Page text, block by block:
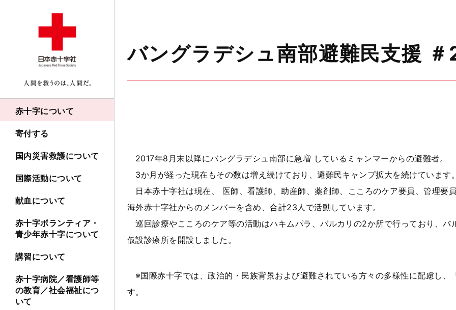
赤十字について
寄付する
国内災害救護について
国際活動について
献血について
赤十字ボランティア・
青少年赤十字について
講習について
赤十字病院／看護師等
の教育／社会福祉につ
いて
バングラデシュ南部避難民支援 ＃
2017年8月末以降にバングラデシュ南部に急増 しているミャンマーからの避難者。
3か月が経った現在もその数は増え続けており、避難民キャンプ拡大を続けています
日本赤十字社は現在、 医師、看護師、助産師、薬剤師、こころのケア要員、管理要
海外赤十字社からのメンバーを含め、合計23人で活動しています。
巡回診療やこころのケア等の活動はハキムパラ、バルカリの2か所で行っており、
仮設診療所を開設しました。
※国際赤十字では、政治的・民族背景および避難されている方々の多様性に配慮し
す。